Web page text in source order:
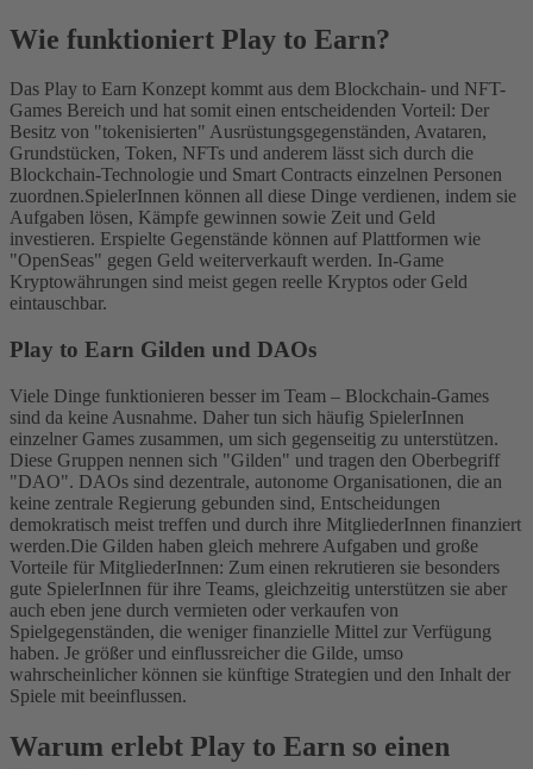
Wie funktioniert Play to Earn?
Das Play to Earn Konzept kommt aus dem Blockchain- und NFT-
Games Bereich und hat somit einen entscheidenden Vorteil: Der
Besitz von "tokenisierten" Ausrüstungsgegenständen, Avataren,
Grundstücken, Token, NFTs und anderem lässt sich durch die
Blockchain-Technologie und Smart Contracts einzelnen Personen
zuordnen.SpielerInnen können all diese Dinge verdienen, indem sie
Aufgaben lösen, Kämpfe gewinnen sowie Zeit und Geld
investieren. Erspielte Gegenstände können auf Plattformen wie
"OpenSeas" gegen Geld weiterverkauft werden. In-Game
Kryptowährungen sind meist gegen reelle Kryptos oder Geld
eintauschbar.
Play to Earn Gilden und DAOs
Viele Dinge funktionieren besser im Team – Blockchain-Games
sind da keine Ausnahme. Daher tun sich häufig SpielerInnen
einzelner Games zusammen, um sich gegenseitig zu unterstützen.
Diese Gruppen nennen sich "Gilden" und tragen den Oberbegriff
"DAO". DAOs sind dezentrale, autonome Organisationen, die an
keine zentrale Regierung gebunden sind, Entscheidungen
demokratisch meist treffen und durch ihre MitgliederInnen finanziert
werden.Die Gilden haben gleich mehrere Aufgaben und große
Vorteile für MitgliederInnen: Zum einen rekrutieren sie besonders
gute SpielerInnen für ihre Teams, gleichzeitig unterstützen sie aber
auch eben jene durch vermieten oder verkaufen von
Spielgegenständen, die weniger finanzielle Mittel zur Verfügung
haben. Je größer und einflussreicher die Gilde, umso
wahrscheinlicher können sie künftige Strategien und den Inhalt der
Spiele mit beeinflussen.
Warum erlebt Play to Earn so einen